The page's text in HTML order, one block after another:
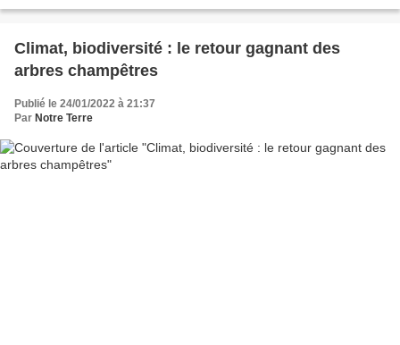
Climat, biodiversité : le retour gagnant des
arbres champêtres
Publié le 24/01/2022 à 21:37
Par Notre Terre